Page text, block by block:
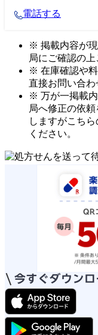
電話する
※ 掲載内容が
局にご確認の上
※ 在庫確認や
直接お問い合わ
※ 万が一掲載
局へ修正の依
しますがこちら
ください。